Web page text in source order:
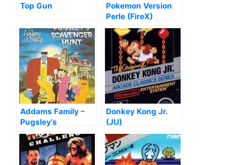
Top Gun
Pokemon Version
Perle (FireX)
Addams Family –
Pugsley’s
Scavenger Hunt,
The
Donkey Kong Jr.
(JU)